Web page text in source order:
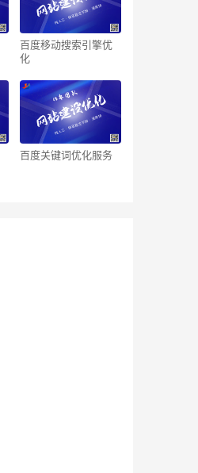
百度移动搜索引擎优
化
百度关键词优化服务